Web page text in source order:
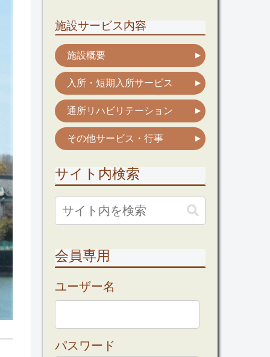
施設サービス内容
施設概要
入所・短期入所サービス
通所リハビリテーション
その他サービス・行事
サイト内検索
会員専用
ユーザー名
パスワード